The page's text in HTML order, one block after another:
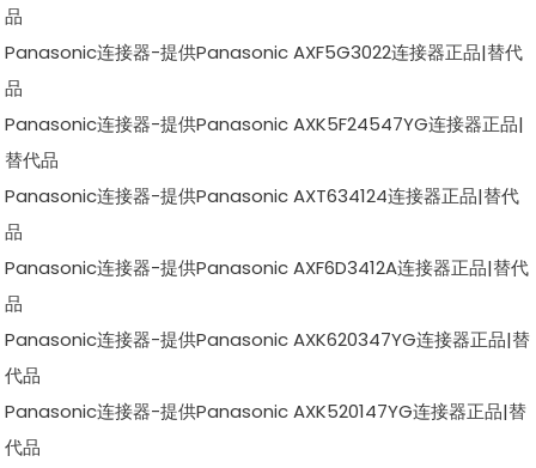
品
Panasonic连接器-提供Panasonic AXF5G3022连接器正品|替代
品
Panasonic连接器-提供Panasonic AXK5F24547YG连接器正品|
替代品
Panasonic连接器-提供Panasonic AXT634124连接器正品|替代
品
Panasonic连接器-提供Panasonic AXF6D3412A连接器正品|替代
品
Panasonic连接器-提供Panasonic AXK620347YG连接器正品|替
代品
Panasonic连接器-提供Panasonic AXK520147YG连接器正品|替
代品